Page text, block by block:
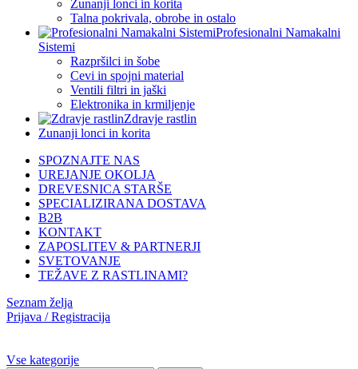
Zunanji lonci in korita
Talna pokrivala, obrobe in ostalo
Profesionalni Namakalni
Sistemi
Razpršilci in šobe
Cevi in spojni material
Ventili filtri in jaški
Elektronika in krmiljenje
Zdravje rastlin
Zunanji lonci in korita
SPOZNAJTE NAS
UREJANJE OKOLJA
DREVESNICA STARŠE
SPECIALIZIRANA DOSTAVA
B2B
KONTAKT
ZAPOSLITEV & PARTNERJI
SVETOVANJE
TEŽAVE Z RASTLINAMI?
Seznam želja
Prijava / Registracija
Vse kategorije